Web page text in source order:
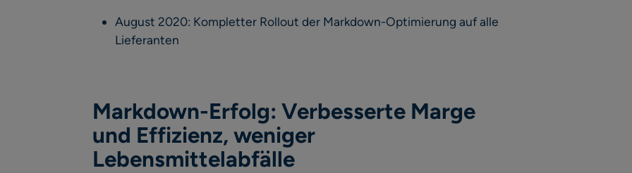
August 2020: Kompletter Rollout der Markdown-Optimierung auf alle
Lieferanten
Markdown-Erfolg: Verbesserte Marge
und Effizienz, weniger
Lebensmittelabfälle